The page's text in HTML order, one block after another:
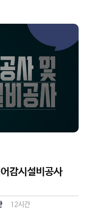
감시설비공사
12시간